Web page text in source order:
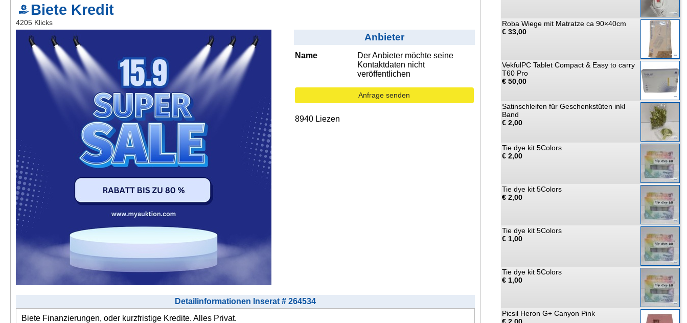
Kontakt
AGB, Nutzungsbedingungen
Impressum
Roba Wiege mit Matratze ca 90×40cm
€ 33,00
VekfulPC Tablet Compact & Easy to carry
T60 Pro
€ 50,00
Satinschleifen für Geschenkstüten inkl
Band
€ 2,00
Tie dye kit 5Colors
€ 2,00
Tie dye kit 5Colors
€ 2,00
Tie dye kit 5Colors
€ 1,00
Tie dye kit 5Colors
€ 1,00
Picsil Heron G+ Canyon Pink
Biete Kredit
4205 Klicks
Anbieter
Name
Der Anbieter möchte seine
Kontaktdaten nicht
veröffentlichen
Anfrage senden
8940 Liezen
Detailinformationen Inserat # 264534
Biete Finanzierungen, oder kurzfristige Kredite. Alles Privat.